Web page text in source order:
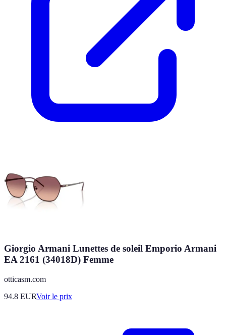
Giorgio Armani Lunettes de soleil Emporio Armani
EA 2161 (34018D) Femme
otticasm.com
94.8 EURVoir le prix